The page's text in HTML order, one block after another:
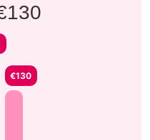
€130